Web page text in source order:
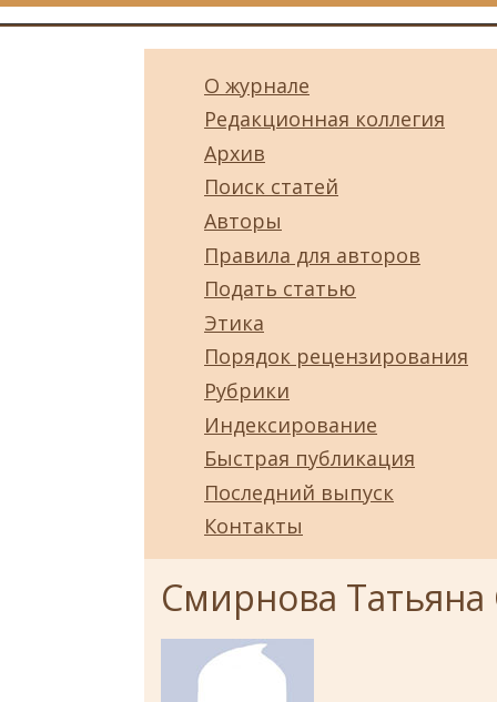
О журнале
Редакционная коллегия
Архив
Поиск статей
Авторы
Правила для авторов
Подать статью
Этика
Порядок рецензирования
Рубрики
Индексирование
Быстрая публикация
Последний выпуск
Контакты
Смирнова Татьяна